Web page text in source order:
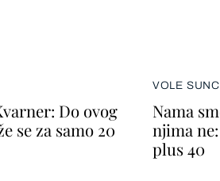
Do ovog
se za samo 20
VOLE
Nama
njima
plus 40